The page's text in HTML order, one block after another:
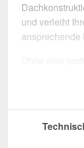
und verleiht
ansprechende
langfristig die
abzudichten